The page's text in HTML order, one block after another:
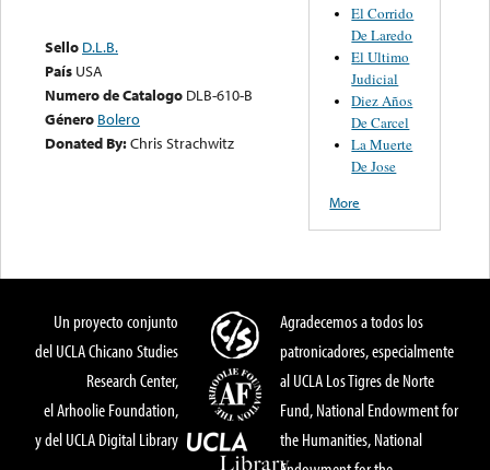
Sello D.L.B.
País USA
Numero de Catalogo DLB-610-B
Género Bolero
Donated By:Chris Strachwitz
El Corrido
De Laredo
El Ultimo
Judicial
Diez Años
De Carcel
La Muerte
De Jose
More
Un proyecto conjunto
del UCLA Chicano Studies
Research Center,
el Arhoolie Foundation,
y del UCLA Digital Library
Agradecemos a todos los
patronicadores, especialmente
al UCLA Los Tigres de Norte
Fund, National Endowment for
the Humanities, National